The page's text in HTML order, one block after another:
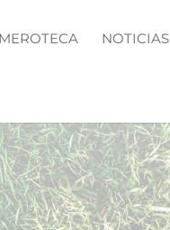
NOTICIAS